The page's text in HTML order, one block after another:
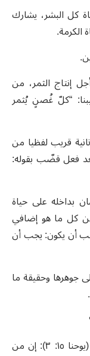
كل البشر، يشارك
الكرمة.
إنتاج الثمر، من
“كلّ غُصنٍ يُثمر
قريب لفظيا من
فعل قضّب بقوله:
بداخله على حياة
كل ما هو إضافي
أن يكون: يجب أن
جوهرها وحقيقة ما
يؤكد يسوع أن كلامه هو ما يحقق هذا الأمر (يوحنا ١٥: ٣): إن من